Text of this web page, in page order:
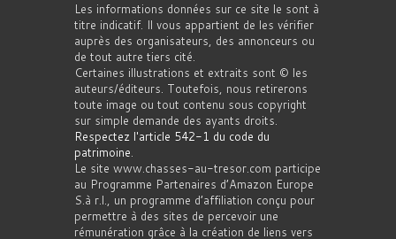
Les informations données sur ce site le sont à
titre indicatif. Il vous appartient de les vérifier
auprès des organisateurs, des annonceurs ou
de tout autre tiers cité.
Certaines illustrations et extraits sont © les
auteurs/éditeurs. Toutefois, nous retirerons
toute image ou tout contenu sous copyright
sur simple demande des ayants droits.
Respectez l'article 542-1 du code du
patrimoine.
Le site www.chasses-au-tresor.com participe
au Programme Partenaires d’Amazon Europe
S.à r.l., un programme d’affiliation conçu pour
permettre à des sites de percevoir une
rémunération grâce à la création de liens vers